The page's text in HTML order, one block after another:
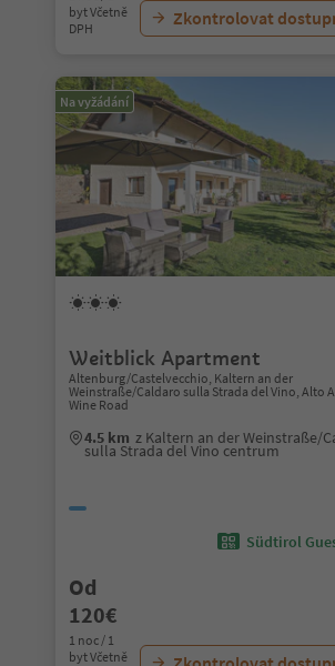
byt Včetně
DPH
Zkontrolovat
Na vyžádání
Weitblick Apartment
Altenburg/Castelvecchio, Kaltern an der
Weinstraße/Caldaro sulla Strada del Vino, Alto
Wine Road
4.5 km z Kaltern an der Weinstraße/
sulla Strada del Vino centrum
Südtirol
Od
120€
1 noc / 1
byt Včetně